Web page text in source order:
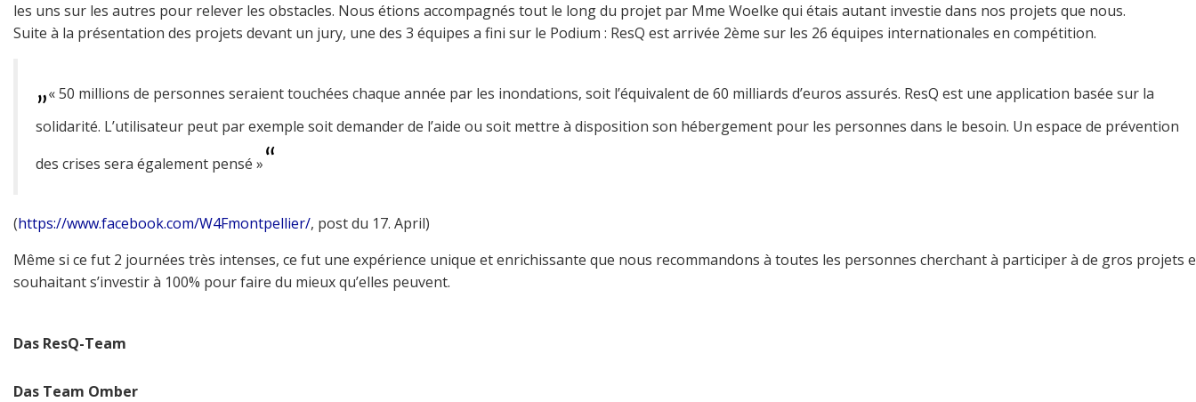
les uns sur les autres pour relever les obstacles. Nous étions accompagnés tout le long du projet par Mme Woelke qui étais autant investie dans nos projets que nous.
Suite à la présentation des projets devant un jury, une des 3 équipes a fini sur le Podium : ResQ est arrivée 2ème sur les 26 équipes internationales en compétition.
« 50 millions de personnes seraient touchées chaque année par les inondations, soit l’équivalent de 60 milliards d’euros assurés. ResQ est une application basée sur la
solidarité. L’utilisateur peut par exemple soit demander de l’aide ou soit mettre à disposition son hébergement pour les personnes dans le besoin. Un espace de prévention
des crises sera également pensé »
(https://www.facebook.com/W4Fmontpellier/, post du 17. April)
Même si ce fut 2 journées très intenses, ce fut une expérience unique et enrichissante que nous recommandons à toutes les personnes cherchant à participer à de gros projets
souhaitant s’investir à 100% pour faire du mieux qu’elles peuvent.
Das ResQ-Team
Das Team Omber